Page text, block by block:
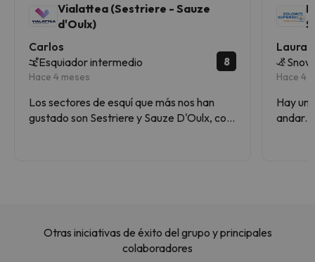
Vialattea (Sestriere - Sauze
d'Oulx)
Carlos
Esquiador intermedio
Hace 4 meses
8
Los sectores de esquí que más nos han
gustado son Sestriere y Sauze D'Oulx, con
Laura
Hace 4
Hay un
andar.
Otras iniciativas de éxito del grupo y principales
colaboradores